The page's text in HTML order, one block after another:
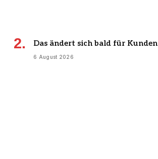
Das ändert sich bald für Kunden
6 August 2026